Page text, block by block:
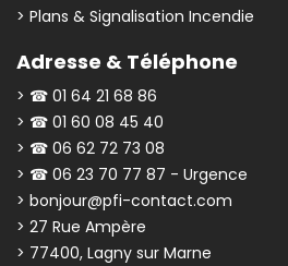
> Plans & Signalisation Incendie
Adresse & Téléphone
> ☎ 01 64 21 68 86
> ☎ 01 60 08 45 40
> ☎ 06 62 72 73 08
> ☎ 06 23 70 77 87 - Urgence
> bonjour@pfi-contact.com
> 27 Rue Ampère
> 77400, Lagny sur Marne